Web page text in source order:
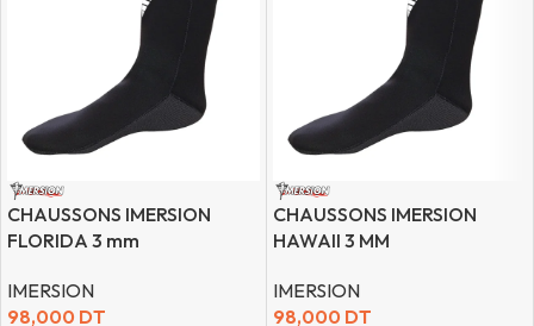
CHAUSSONS IMERSION
FLORIDA 3 mm
IMERSION
98,000 DT
CHAUSSONS IMERSION
HAWAII 3 MM
IMERSION
98,000 DT